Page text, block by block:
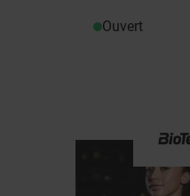
Ouvert